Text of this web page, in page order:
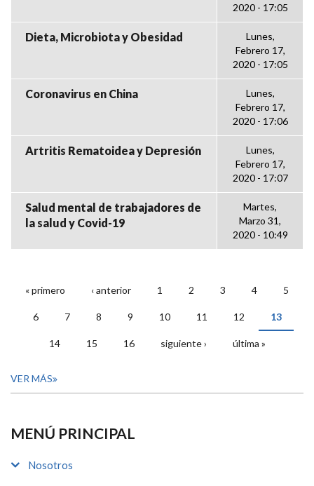
2020 - 17:05
Dieta, Microbiota y Obesidad
Lunes,
Febrero 17,
2020 - 17:05
Coronavirus en China
Lunes,
Febrero 17,
2020 - 17:06
Artritis Rematoidea y Depresión
Lunes,
Febrero 17,
2020 - 17:07
Salud mental de trabajadores de
la salud y Covid-19
Martes,
Marzo 31,
2020 - 10:49
PÁGINAS
« primero ‹ anterior 1 2 3 4 5
6 7 8 9 10 11 12 13
14 15 16 siguiente › última »
VER MÁS
MENÚ PRINCIPAL
Nosotros